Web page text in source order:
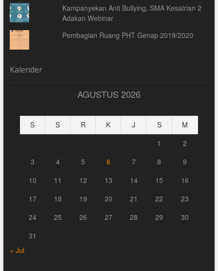
Kampanyekan Anti Bullying, SMA Kesatrian 2
Adakan Webinar
Pembagian Ruang PHT Genap 2019/2020
Kalender
AGUSTUS 2026
S S R K J S
M
1
2
3
4 5 6 7 8
9
10
11 12 13 14 15
16
17
18 19 20 21 22
23
24
25 26 27 28 29
30
31
« Jul